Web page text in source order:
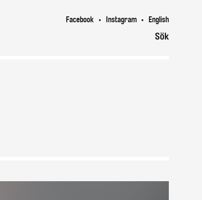
Facebook Instagram English
Sök